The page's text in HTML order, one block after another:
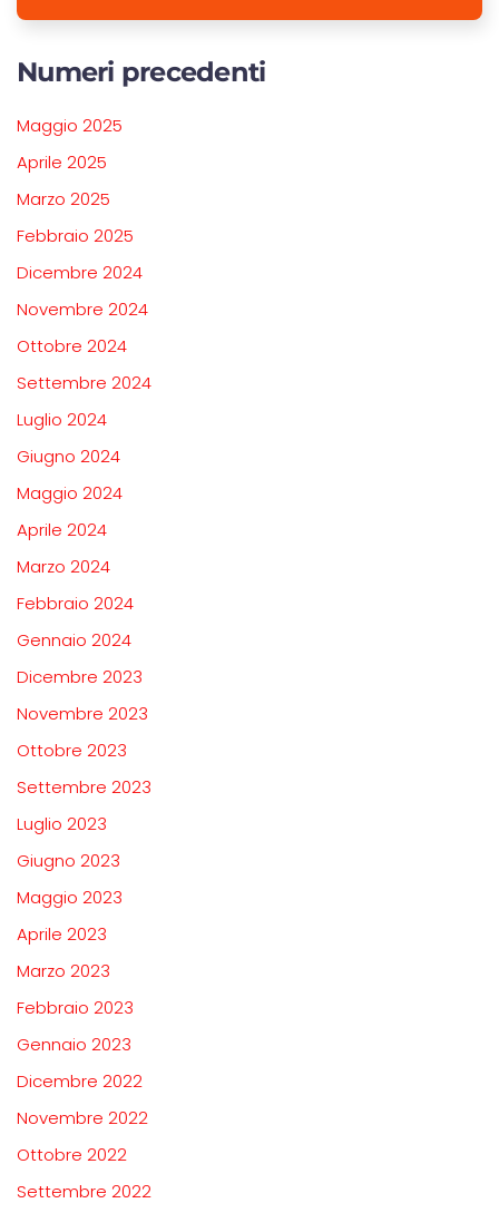
Numeri precedenti
Maggio 2025
Aprile 2025
Marzo 2025
Febbraio 2025
Dicembre 2024
Novembre 2024
Ottobre 2024
Settembre 2024
Luglio 2024
Giugno 2024
Maggio 2024
Aprile 2024
Marzo 2024
Febbraio 2024
Gennaio 2024
Dicembre 2023
Novembre 2023
Ottobre 2023
Settembre 2023
Luglio 2023
Giugno 2023
Maggio 2023
Aprile 2023
Marzo 2023
Febbraio 2023
Gennaio 2023
Dicembre 2022
Novembre 2022
Ottobre 2022
Settembre 2022